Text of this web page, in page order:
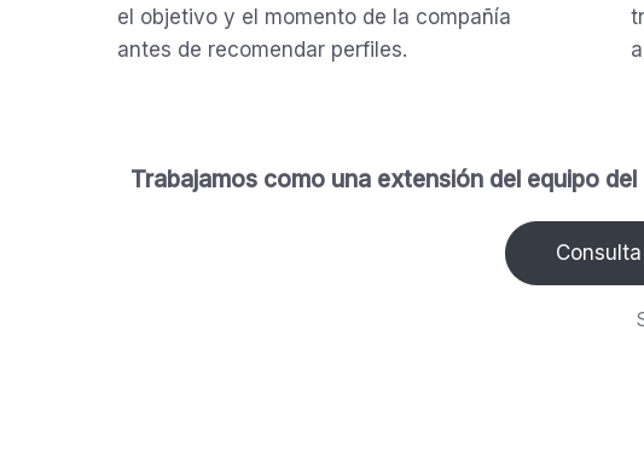
el objetivo y el momento de la compañía
antes de recomendar perfiles.
Trabajamos como una extensión del equipo